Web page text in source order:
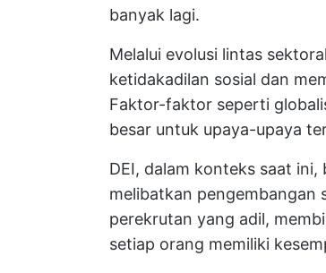
banyak lagi.
Melalui evolusi lintas
ketidakadilan sosial dan
Faktor-faktor seperti
besar untuk upaya-upaya
DEI, dalam konteks saat
melibatkan
perekrutan yang adil,
setiap orang memiliki